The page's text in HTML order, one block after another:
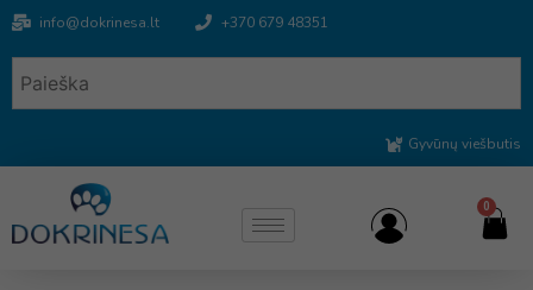
info@dokrinesa.lt +370 679 48351
Gyvūnų viešbutis
0